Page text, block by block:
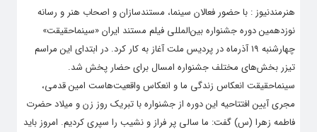
هنرمندنیوز : با حضور فعالان سینما، مستندسازان و اصحاب هنر و رسانه
نوزدهمین دوره جشنواره بین‌المللی فیلم مستند ایران «سینماحقیقت»
چهارشنبه ۱۹ آذرماه در پردیس ملت آغاز به کار کرد. در ابتدای این مراسم
تیزر بخش‌های مختلف جشنواره امسال برای حضار پخش شد.
سینماحقیقت انعکاس زندگی ما و انعکاس واقعیت‌هاست امین قدمی،
مجری آیین افتتاحیه این دوره از جشنواره با تبریک روز زن و میلاد حضرت
فاطمه زهرا (س) گفت: ما سالی پر فراز و نشیب را سپری کردیم. امروز باید